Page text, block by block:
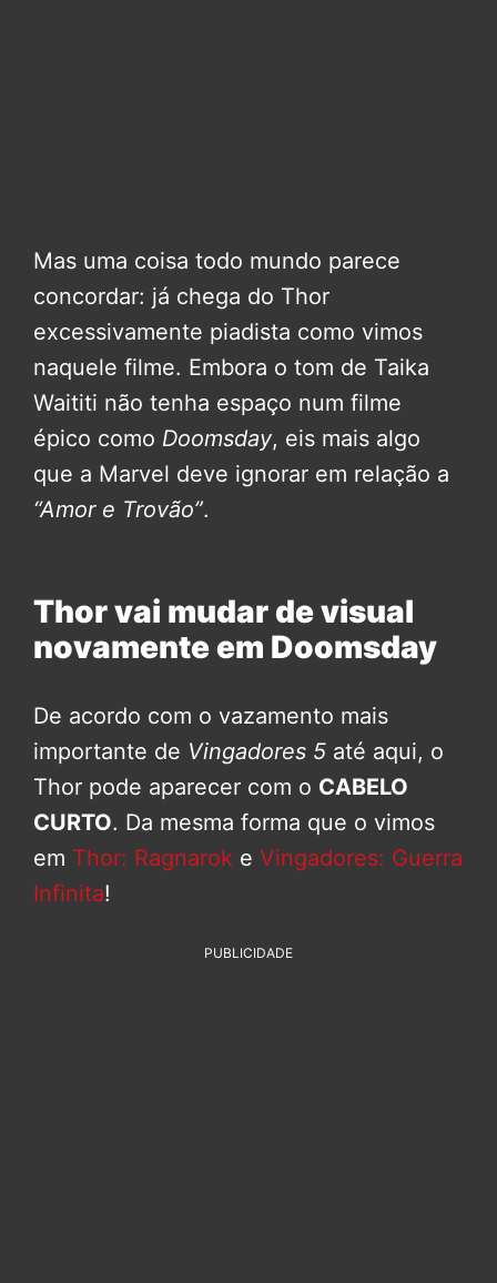
Mas uma coisa todo mundo parece
concordar: já chega do Thor
excessivamente piadista como vimos
naquele filme. Embora o tom de Taika
Waititi não tenha espaço num filme
épico como Doomsday, eis mais algo
que a Marvel deve ignorar em relação a
“Amor e Trovão”.
Thor vai mudar de visual
novamente em Doomsday
De acordo com o vazamento mais
importante de Vingadores 5 até aqui, o
Thor pode aparecer com o CABELO
CURTO. Da mesma forma que o vimos
em Thor: Ragnarok e Vingadores: Guerra
Infinita!
PUBLICIDADE